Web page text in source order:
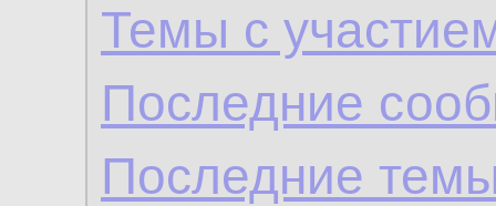
Темы с
Последние
Последние